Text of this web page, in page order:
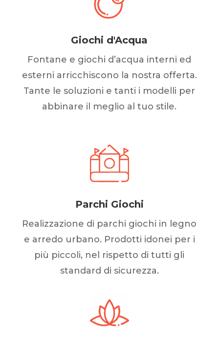
Giochi d'Acqua
Fontane e giochi d’acqua interni ed
esterni arricchiscono la nostra offerta.
Tante le soluzioni e tanti i modelli per
abbinare il meglio al tuo stile.
Parchi Giochi
Realizzazione di parchi giochi in legno
e arredo urbano. Prodotti idonei per i
più piccoli, nel rispetto di tutti gli
standard di sicurezza.